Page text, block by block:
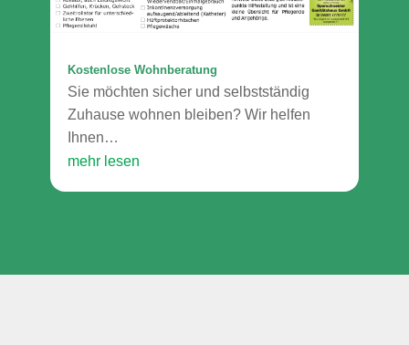
Kostenlose Wohnberatung
Sie möchten sicher und selbstständig
Zuhause wohnen bleiben? Wir helfen
Ihnen…
mehr lesen